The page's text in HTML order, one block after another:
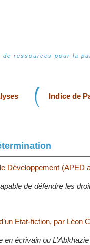
de ressources pour la
Indice de
Développement (APED
de défendre les
Etat-fiction, par Léon
écrivain ou